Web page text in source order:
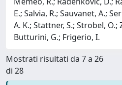
E.; Salvia, R.; Sauvanet, A.;
A. K.; Stattner, S.; Strobel, O.;
Butturini, G.; Frigerio, I.
Mostrati risultati da 7 a 26
di 28